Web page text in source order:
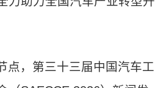
点，第三十三届中国汽车工